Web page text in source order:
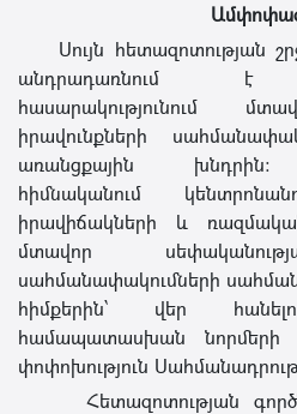
Սույն հետազոտության
անդրադառնում է
հասարակությունում
իրավունքների
առանցքային խնդրին։
հիմնականում
իրավիճակների և
մտավոր
սահմանափակումների
հիմքերին՝ վեր
համապատասխան նորմերի
փոփոխություն
Հետազոտության